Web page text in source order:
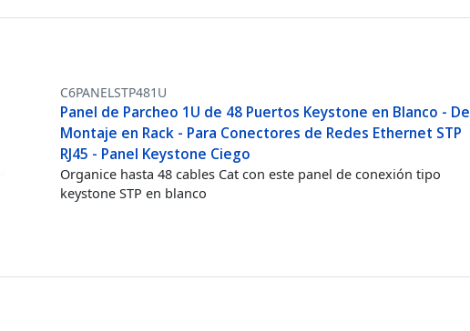
C6PANELSTP481U
Panel de Parcheo 1U de 48 Puertos Keystone en Blanco - De
Montaje en Rack - Para Conectores de Redes Ethernet STP
RJ45 - Panel Keystone Ciego
Organice hasta 48 cables Cat con este panel de conexión tipo
keystone STP en blanco